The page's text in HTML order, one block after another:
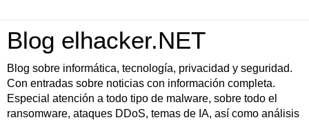
Blog elhacker.NET
Blog sobre informática, tecnología, privacidad y seguridad.
Con entradas sobre noticias con información completa.
Especial atención a todo tipo de malware, sobre todo el
ransomware, ataques DDoS, temas de IA, así como análisis